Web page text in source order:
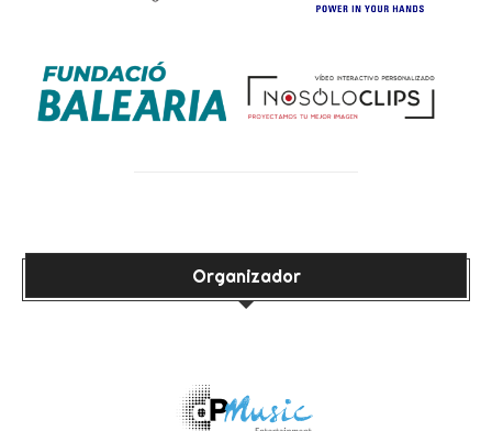
Organizador